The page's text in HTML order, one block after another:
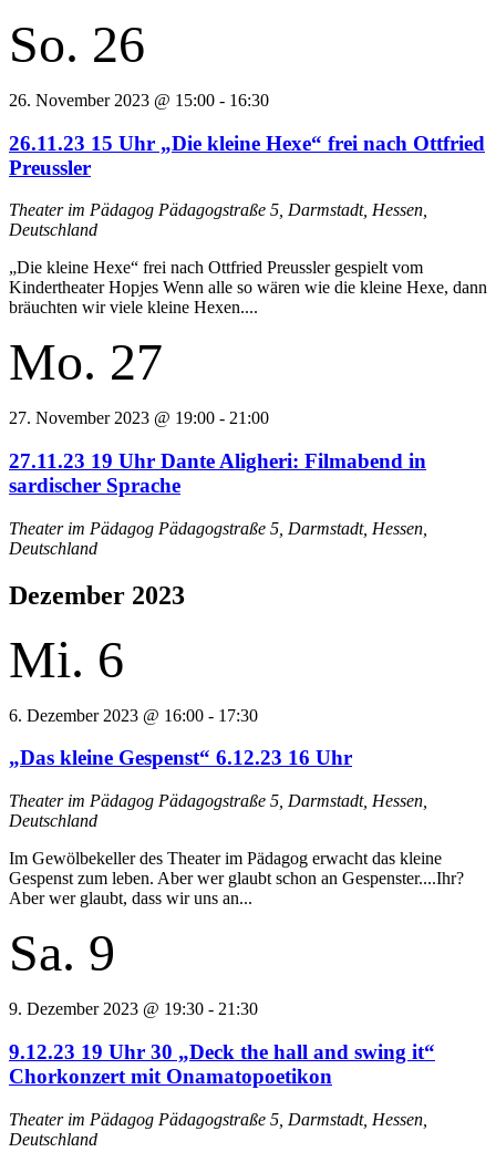
So. 26
26. November 2023 @ 15:00 - 16:30
26.11.23 15 Uhr „Die kleine Hexe“ frei nach Ottfried
Preussler
Theater im Pädagog Pädagogstraße 5, Darmstadt, Hessen,
Deutschland
„Die kleine Hexe“ frei nach Ottfried Preussler gespielt vom
Kindertheater Hopjes Wenn alle so wären wie die kleine Hexe, dann
bräuchten wir viele kleine Hexen....
Mo. 27
27. November 2023 @ 19:00 - 21:00
27.11.23 19 Uhr Dante Aligheri: Filmabend in
sardischer Sprache
Theater im Pädagog Pädagogstraße 5, Darmstadt, Hessen,
Deutschland
Dezember 2023
Mi. 6
6. Dezember 2023 @ 16:00 - 17:30
„Das kleine Gespenst“ 6.12.23 16 Uhr
Theater im Pädagog Pädagogstraße 5, Darmstadt, Hessen,
Deutschland
Im Gewölbekeller des Theater im Pädagog erwacht das kleine
Gespenst zum leben. Aber wer glaubt schon an Gespenster....Ihr?
Aber wer glaubt, dass wir uns an...
Sa. 9
9. Dezember 2023 @ 19:30 - 21:30
9.12.23 19 Uhr 30 „Deck the hall and swing it“
Chorkonzert mit Onamatopoetikon
Theater im Pädagog Pädagogstraße 5, Darmstadt, Hessen,
Deutschland